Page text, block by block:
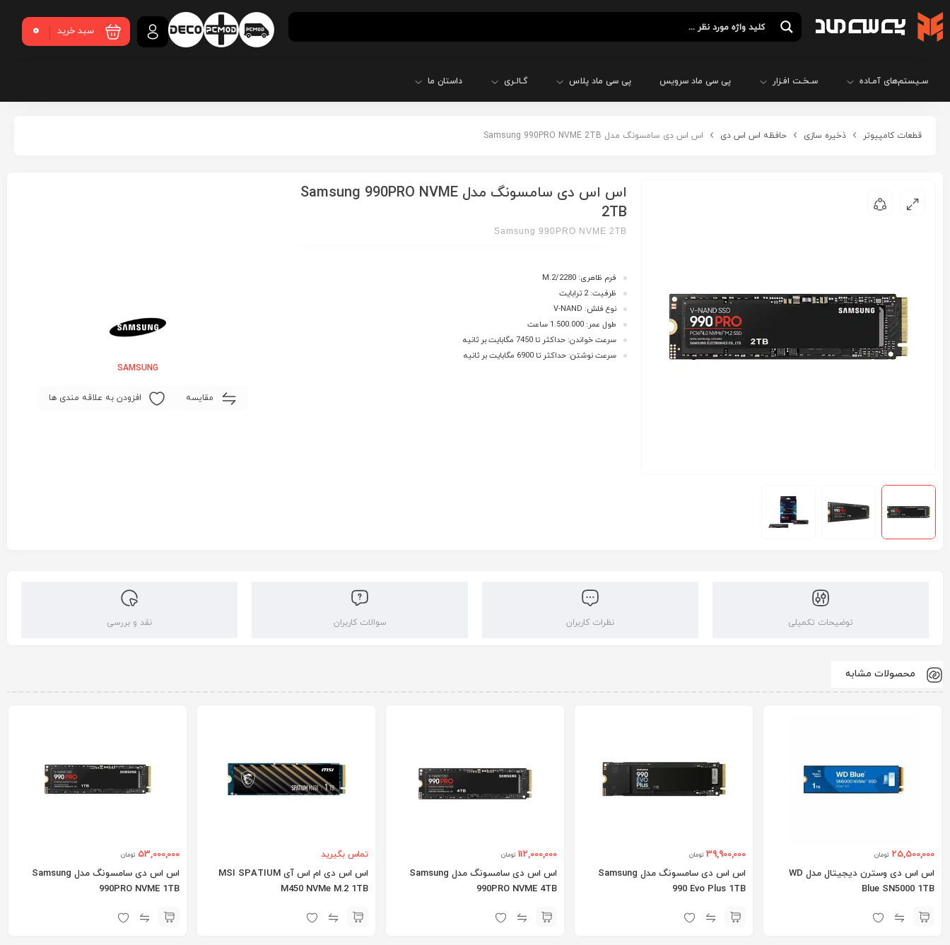
سبد خرید 0
سـیستم‌های آمـاده سـخـت افـزار پی سی ماد سرویس پی سی ماد پلاس گـالـری داستان ما
قطعات کامپیوتر ذخیره سازی حافظه اس اس دی اس اس دی سامسونگ مدل Samsung 990PRO NVME 2TB
اس اس دی سامسونگ مدل Samsung 990PRO NVME
2TB
Samsung 990PRO NVME 2TB
فرم ظاهری: M.2/2280
ظرفیت: 2 ترابایت
نوع فلش: V-NAND
طول عمر: 1.500.000 ساعت
سرعت خواندن: حداکثر تا 7450 مگابایت بر ثانیه
سرعت نوشتن: حداکثر تا 6900 مگابایت بر ثانیه
SAMSUNG
مقایسه افزودن به علاقه مندی ها
توضیحات تکمیلی نظرات کاربران سوالات کاربران نقد و بررسی
محصولات مشابه
25,500,000 تومان
اس اس دی وسترن دیجیتال مدل WD
Blue SN5000 1TB
39,900,000 تومان
اس اس دی سامسونگ مدل Samsung
990 Evo Plus 1TB
112,000,000 تومان
اس اس دی سامسونگ مدل Samsung
990PRO NVME 4TB
تماس بگیرید
اس اس دی ام اس آی MSI SPATIUM
M450 NVMe M.2 1TB
53,000,000 تومان
اس اس دی سامسونگ مدل Samsung
990PRO NVME 1TB